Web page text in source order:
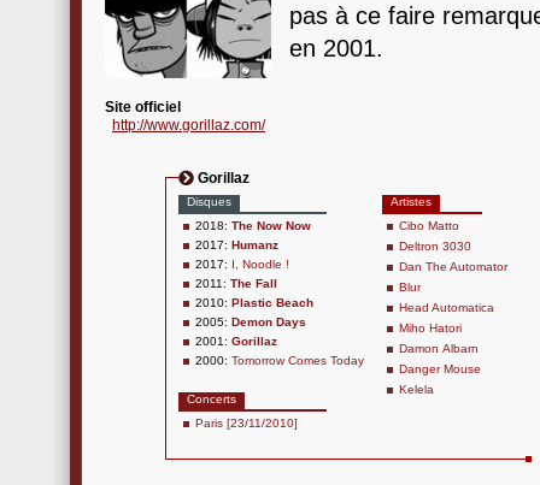
pas à ce faire
en 2001.
Site officiel
http://www.gorillaz.com/
Gorillaz
Disques
2018: The Now Now
2017: Humanz
2017: I, Noodle !
2011: The Fall
2010: Plastic Beach
2005: Demon Days
2001: Gorillaz
2000: Tomorrow Comes Today
Concerts
Paris [23/11/2010]
Artistes
Cibo Matto
Deltron 3030
Dan The Automator
Blur
Head Automatica
Miho Hatori
Damon Albarn
Danger Mouse
Kelela